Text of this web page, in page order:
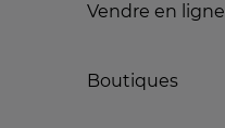
Vendre en ligne
Boutiques